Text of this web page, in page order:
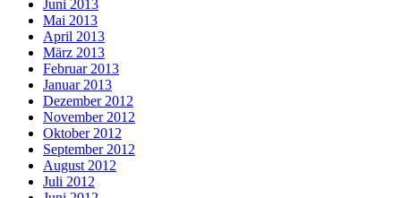
Juni 2013
Mai 2013
April 2013
März 2013
Februar 2013
Januar 2013
Dezember 2012
November 2012
Oktober 2012
September 2012
August 2012
Juli 2012